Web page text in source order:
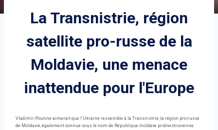
La Transnistrie, région
satellite pro-russe de la
Moldavie, une menace
inattendue pour l'Europe
Vladimir Poutine aimerait que l’Ukraine ressemble à la Transnistrie, la région pro-russe
de Moldavie, également connue sous le nom de République moldave pridnestrovienne.